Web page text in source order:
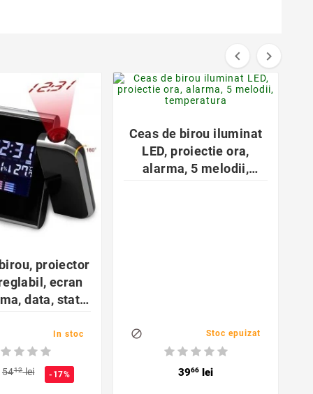
 
favorite_border
proiector
ecran
data, statie
In stoc
5412lei -17%
favorite_border
Ceas de birou iluminat
LED, proiectie ora,
alarma, 5 melodii,
 Stoc epuizat
3966 lei